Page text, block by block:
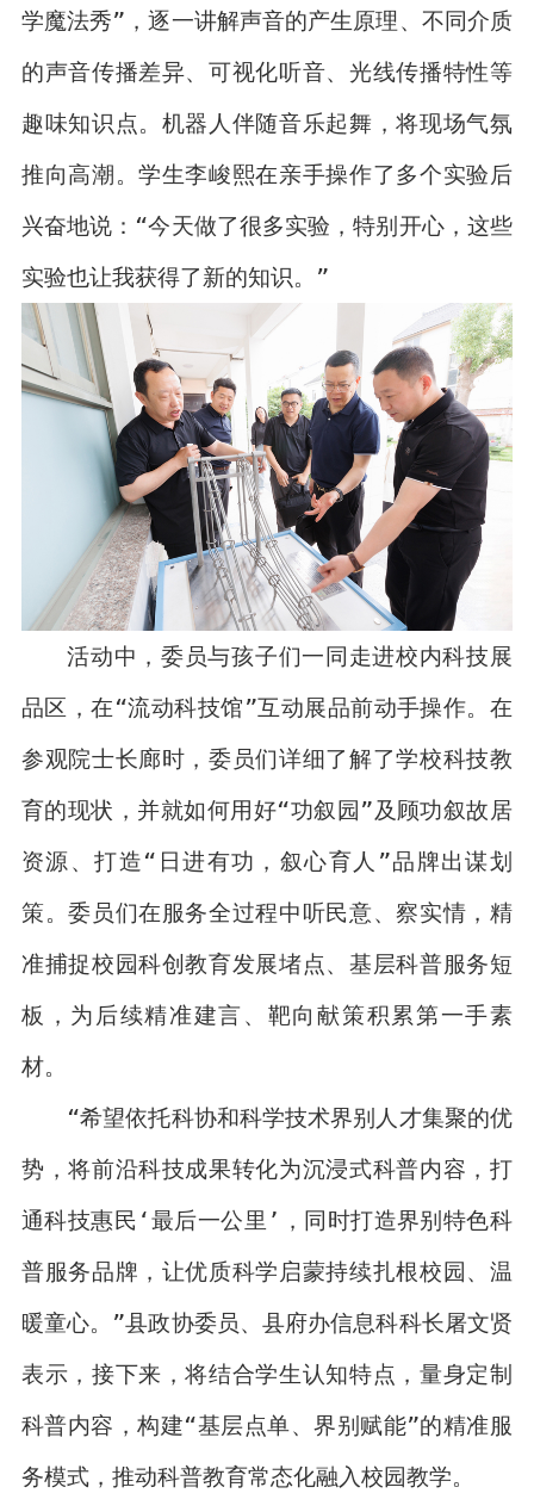
学魔法秀”，逐一讲解声音的产生原理、不同介质
的声音传播差异、可视化听音、光线传播特性等
趣味知识点。机器人伴随音乐起舞，将现场气氛
推向高潮。学生李峻熙在亲手操作了多个实验后
兴奋地说：“今天做了很多实验，特别开心，这些
实验也让我获得了新的知识。”
活动中，委员与孩子们一同走进校内科技展
品区，在“流动科技馆”互动展品前动手操作。在
参观院士长廊时，委员们详细了解了学校科技教
育的现状，并就如何用好“功叙园”及顾功叙故居
资源、打造“日进有功，叙心育人”品牌出谋划
策。委员们在服务全过程中听民意、察实情，精
准捕捉校园科创教育发展堵点、基层科普服务短
板，为后续精准建言、靶向献策积累第一手素
材。
“希望依托科协和科学技术界别人才集聚的优
势，将前沿科技成果转化为沉浸式科普内容，打
通科技惠民‘最后一公里’，同时打造界别特色科
普服务品牌，让优质科学启蒙持续扎根校园、温
暖童心。”县政协委员、县府办信息科科长屠文贤
表示，接下来，将结合学生认知特点，量身定制
科普内容，构建“基层点单、界别赋能”的精准服
务模式，推动科普教育常态化融入校园教学。